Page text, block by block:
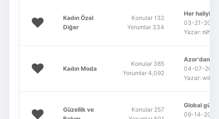
Kadın Özel
Diğer
Konular 132
Yorumlar 334
Her haliyle
03-21-
Yazar: nihan
Kadın Moda
Konular 385
Yorumlar 4,092
Azor'dan
04-07-
Yazar:
Güzellik ve
Konular 257
Global
09-14-2011,